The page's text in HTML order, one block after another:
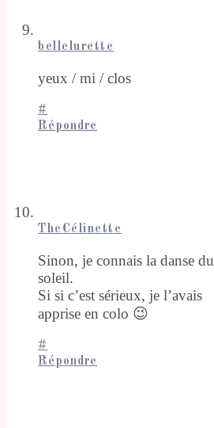
bellelurette
yeux / mi / clos
#
Répondre
TheCélinette
Sinon, je connais la danse du
soleil.
Si si c’est sérieux, je l’avais
apprise en colo 😉
#
Répondre